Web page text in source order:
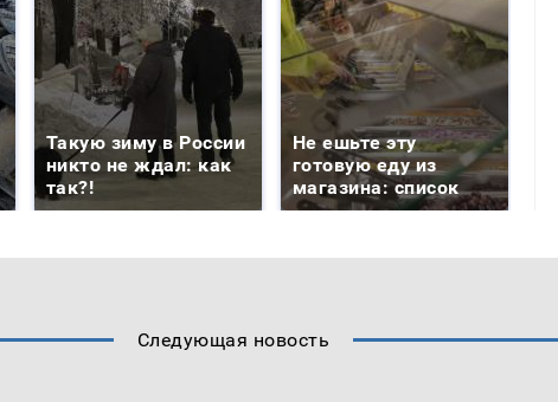
Такую зиму в России
никто не ждал: как
так?!
Не ешьте эту
готовую еду из
магазина: список
Следующая новость